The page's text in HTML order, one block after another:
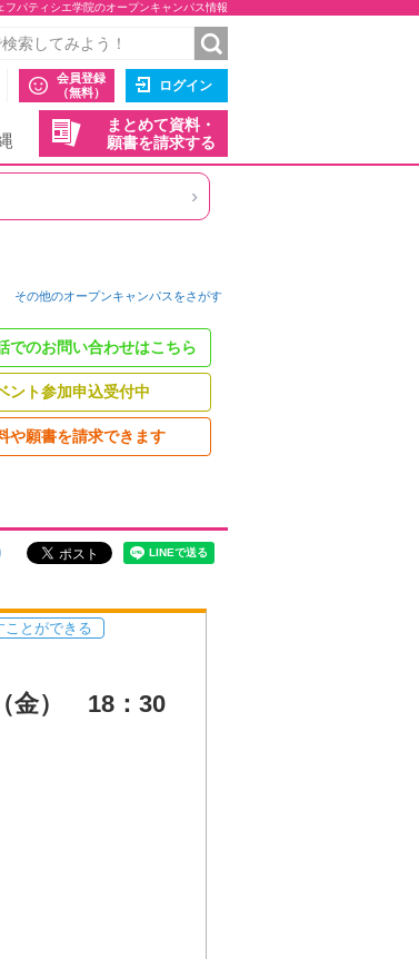
フパティシエ学院のオープンキャンパス情報
会員登録
（無料）
ログイン
まとめて資料・
願書を請求する
›
その他のオープンキャンパスをさがす
でのお問い合わせはこちら
ント参加申込受付中
や願書を請求できます
ことができる
金） 18：30